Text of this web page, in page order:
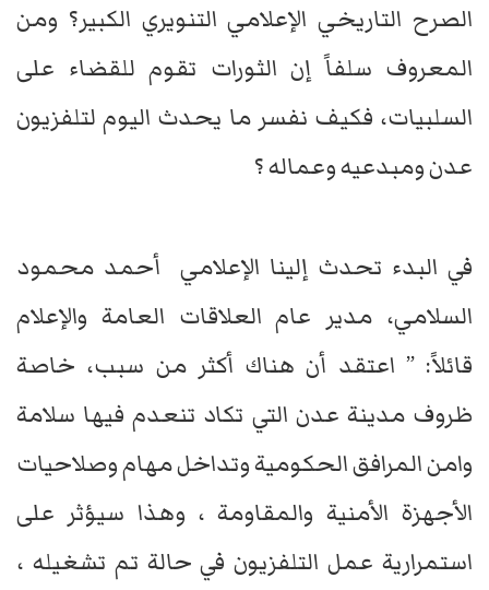
الصرح التاريخي الإعلامي التنويري الكبير؟ ومن
المعروف سلفاً إن الثورات تقوم للقضاء على
السلبيات، فكيف نفسر ما يحدث اليوم لتلفزيون
عدن ومبدعيه وعماله ؟
في البدء تحدث إلينا الإعلامي أحمد محمود
السلامي، مدير عام العلاقات العامة والإعلام
قائلاً: ” اعتقد أن هناك أكثر من سبب، خاصة
ظروف مدينة عدن التي تكاد تنعدم فيها سلامة
وامن المرافق الحكومية وتداخل مهام وصلاحيات
الأجهزة الأمنية والمقاومة ، وهذا سيؤثر على
استمرارية عمل التلفزيون في حالة تم تشغيله ،